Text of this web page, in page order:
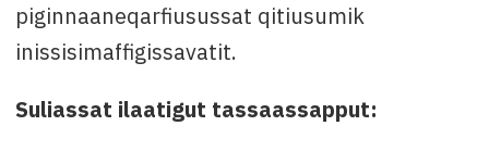
piginnaaneqarfiusussat qitiusumik
inissisimaffigissavatit.
Suliassat ilaatigut tassaassapput: